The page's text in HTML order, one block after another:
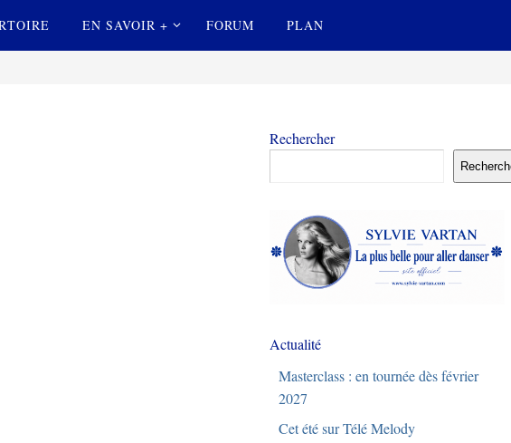
EN SAVOIR + FORUM PLAN
Rechercher
Actualité
Masterclass : en tournée dès février
2027
Cet été sur Télé Melody